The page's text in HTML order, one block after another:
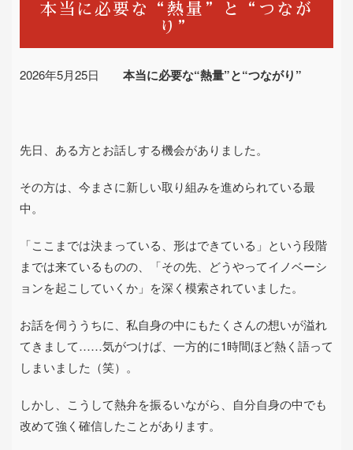
本当に必要な“熱量”と“つなが
り”
2026年5月25日 本当に必要な“熱量”と“つながり”
先日、ある方とお話しする機会がありました。
その方は、今まさに新しい取り組みを進められている最
中。
「ここまでは決まっている、形はできている」という段階
までは来ているものの、「その先、どうやってイノベーシ
ョンを起こしていくか」を深く模索されていました。
お話を伺ううちに、私自身の中にもたくさんの想いが溢れ
てきまして……気がつけば、一方的に1時間ほど熱く語って
しまいました（笑）。
しかし、こうして熱弁を振るいながら、自分自身の中でも
改めて強く確信したことがあります。